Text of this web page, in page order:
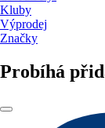
Kluby
Výprodej
Značky
Probíhá